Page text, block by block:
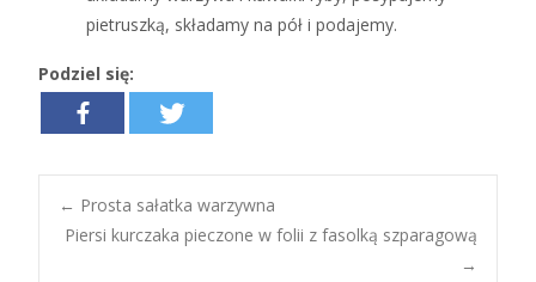
pietruszką, składamy na pół i podajemy.
Podziel się:
Post navigation
← Prosta sałatka warzywna
Piersi kurczaka pieczone w folii z fasolką szparagową
→